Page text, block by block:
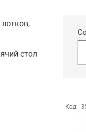
стол
Код: